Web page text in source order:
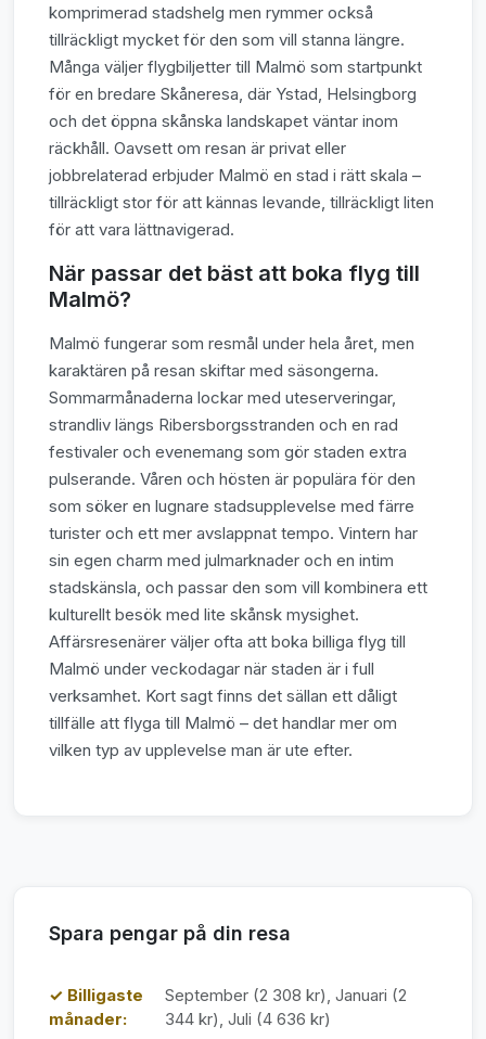
komprimerad stadshelg men rymmer också
tillräckligt mycket för den som vill stanna längre.
Många väljer flygbiljetter till Malmö som startpunkt
för en bredare Skåneresa, där Ystad, Helsingborg
och det öppna skånska landskapet väntar inom
räckhåll. Oavsett om resan är privat eller
jobbrelaterad erbjuder Malmö en stad i rätt skala –
tillräckligt stor för att kännas levande, tillräckligt liten
för att vara lättnavigerad.
När passar det bäst att boka flyg till
Malmö?
Malmö fungerar som resmål under hela året, men
karaktären på resan skiftar med säsongerna.
Sommarmånaderna lockar med uteserveringar,
strandliv längs Ribersborgsstranden och en rad
festivaler och evenemang som gör staden extra
pulserande. Våren och hösten är populära för den
som söker en lugnare stadsupplevelse med färre
turister och ett mer avslappnat tempo. Vintern har
sin egen charm med julmarknader och en intim
stadskänsla, och passar den som vill kombinera ett
kulturellt besök med lite skånsk mysighet.
Affärsresenärer väljer ofta att boka billiga flyg till
Malmö under veckodagar när staden är i full
verksamhet. Kort sagt finns det sällan ett dåligt
tillfälle att flyga till Malmö – det handlar mer om
vilken typ av upplevelse man är ute efter.
Spara pengar på din resa
✓ Billigaste
månader:
September (2 308 kr), Januari (2
344 kr), Juli (4 636 kr)